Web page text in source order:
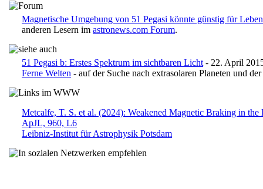
Magnetische Umgebung von 51 Pegasi könnte günstig für
anderen Lesern im astronews.com Forum.
51 Pegasi b: Erstes Spektrum im sichtbaren Licht - 22. April
Ferne Welten - auf der Suche nach extrasolaren Planeten und
Metcalfe, T. S. et al. (2024): Weakened Magnetic Braking in the
ApJL, 960, L6
Leibniz-Institut für Astrophysik Potsdam